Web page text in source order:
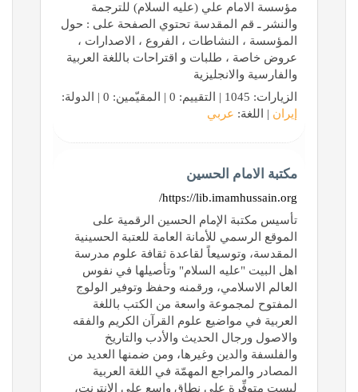
مؤسسة الامام علي (عليه السلام) للترجمة
والنشر ـ قم المقدسة تحتوي الصفحة على : حول
المؤسسة ، النشاطات ، الفروع ، الاصدارات ،
عروض خاصة ، طلبات و اقتراحات باللغة العربية
والفارسية والانجليزية
الزيارات: 1045 | التقييم: 0 | المقيّمين: 0 | الدولة:
إيران | اللغة: عربي
مكتبة الامام الحسين
https://lib.imamhussain.org/
تأسيس مكتبة الإمام الحسين الرقمية على
الموقع الرسمي للأمانة العامة للعتبة الحسينية
المقدسة، وتوسيعاً لقاعدة ثقافة علوم مدرسة
اهل البيت "عليه السلام" وتأصيلها في نفوس
العالم الاسلامي، ورقمنه وحفظ وتوفير الولوج
المفتوح لمجموعة واسعة من الكتب باللغة
العربية في مواضيع علوم القرآن الكريم والفقه
والاصول ورجال الحديث والأدب والتاريخ
والفلسفة والدين وغيرها، ومن ضمنها العديد من
المصادر والمراجع المهمّة في اللغة العربية
ليست متوفِّرة على نطاق واسع على الإنترنت،